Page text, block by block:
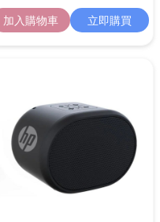
加入購物車 立即購買